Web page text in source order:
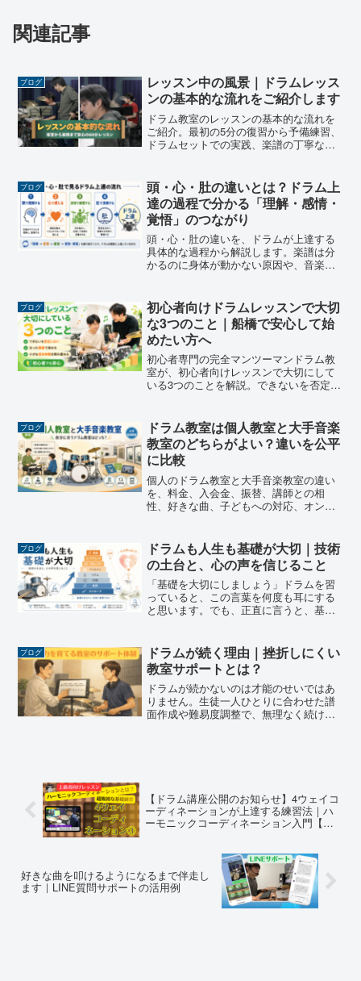
関連記事
ブログ
レッスン中の風景｜ドラムレッス
ンの基本的な流れをご紹介します
ドラム教室のレッスンの基本的な流れを
ご紹介。最初の5分の復習から予備練習、
ドラムセットでの実践、楽譜の丁寧なサ
ていただける60分のレッスン内容です。
ブログ
頭・心・肚の違いとは？ドラム上
達の過程で分かる「理解・感情・
覚悟」のつながり
頭・心・肚の違いを、ドラムが上達する
具体的な過程から解説します。楽譜は分
かるのに身体が動かない原因や、音楽を
ます。
ブログ
初心者向けドラムレッスンで大切
な3つのこと｜船橋で安心して始
めたい方へ
初心者専門の完全マンツーマンドラム教
室が、初心者向けレッスンで大切にして
いる3つのことを解説。できないを否定し
しくわかりやすくお伝えします。
ブログ
ドラム教室は個人教室と大手音楽
教室のどちらがよい？違いを公平
に比較
個人のドラム教室と大手音楽教室の違い
を、料金、入会金、振替、講師との相
性、好きな曲、子どもへの対応、オンラ
イントを講師が解説します。
ブログ
ドラムも人生も基礎が大切｜技術
の土台と、心の声を信じること
「基礎を大切にしましょう」ドラムを習
っていると、この言葉を何度も耳にする
と思います。でも、正直に言うと、基礎
こいいフレーズをやりたい」「難しいテ
クニックを覚えたい」そう思...
ブログ
ドラムが続く理由｜挫折しにくい
教室サポートとは？
ドラムが続かないのは才能のせいではあ
りません。生徒一人ひとりに合わせた譜
面作成や難易度調整で、無理なく続けら
【ドラム講座公開のお知らせ】4ウェイコ
ーディネーションが上達する練習法｜ハ
ーモニックコーディネーション入門【会
好きな曲を叩けるようになるまで伴走し
ます｜LINE質問サポートの活用例